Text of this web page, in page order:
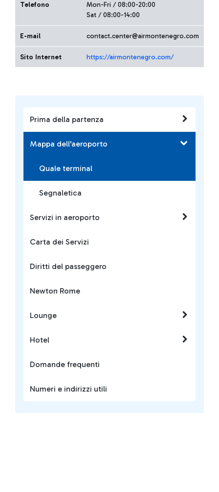
Prima della partenza
Mappa dell'aeroporto
Quale terminal
Segnaletica
Servizi in aeroporto
Carta dei Servizi
Diritti del passeggero
Newton Rome
Lounge
Hotel
Domande frequenti
Numeri e indirizzi utili
Telefono
Mon-Fri / 08:00-20:00
Sat / 08:00-14:00
E-mail contact.center@airmontenegro.com
Sito Internet https://airmontenegro.com/